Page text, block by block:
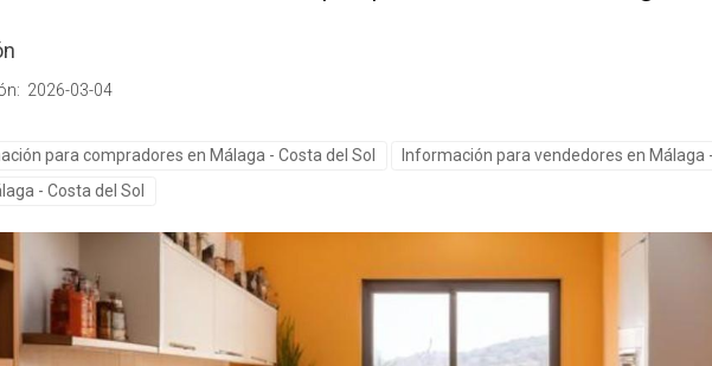
2026-03-04
para compradores en Málaga - Costa del Sol
Información para vendedores en Málaga
- Costa del Sol